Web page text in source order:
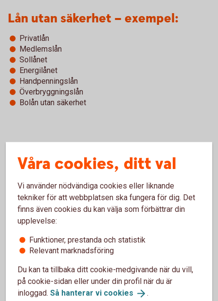
Lån utan säkerhet – exempel:
Privatlån
Medlemslån
Sollånet
Energilånet
Handpenningslån
Överbryggningslån
Bolån utan säkerhet
Vanliga frågor och svar om
ränteavdrag
Hur fungerar ränteavdraget?
Vad är ett lån utan säkerhet?
Våra cookies, ditt val
Vi använder nödvändiga cookies eller liknande
tekniker för att webbplatsen ska fungera för dig. Det
finns även cookies du kan välja som förbättrar din
upplevelse:
Funktioner, prestanda och statistik
Relevant marknadsföring
Du kan ta tillbaka ditt cookie-medgivande när du vill,
på cookie-sidan eller under din profil när du är
inloggad. Så hanterar vi cookies .